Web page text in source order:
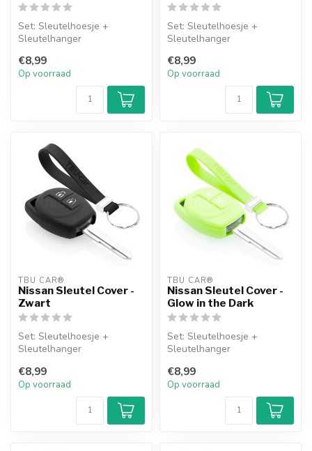
Set: Sleutelhoesje +
Sleutelhanger
€8,99
Op voorraad
Set: Sleutelhoesje +
Sleutelhanger
€8,99
Op voorraad
TBU CAR®
Nissan Sleutel Cover -
Zwart
Set: Sleutelhoesje +
Sleutelhanger
€8,99
Op voorraad
TBU CAR®
Nissan Sleutel Cover -
Glow in the Dark
Set: Sleutelhoesje +
Sleutelhanger
€8,99
Op voorraad